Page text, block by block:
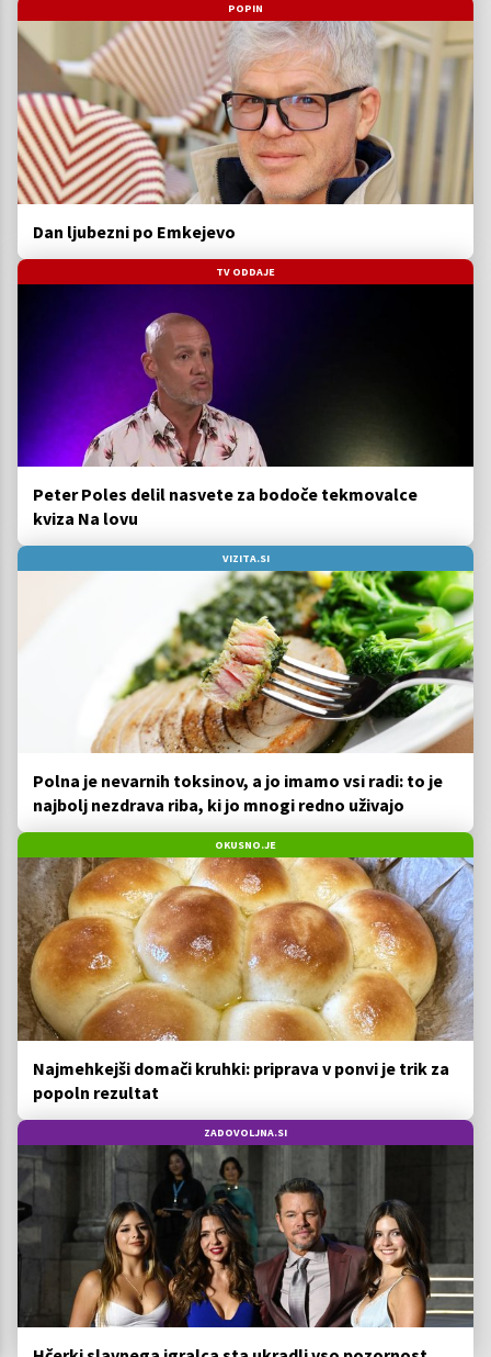
POPIN
Dan ljubezni po Emkejevo
TV ODDAJE
Peter Poles delil nasvete za bodoče tekmovalce
kviza Na lovu
VIZITA.SI
Polna je nevarnih toksinov, a jo imamo vsi radi: to je
najbolj nezdrava riba, ki jo mnogi redno uživajo
OKUSNO.JE
Najmehkejši domači kruhki: priprava v ponvi je trik za
popoln rezultat
ZADOVOLJNA.SI